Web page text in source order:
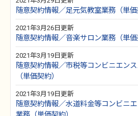
随意契約情報／足元気教室業務（単価
2021年3月26日更新
随意契約情報／音楽サロン業務（単価
2021年3月19日更新
随意契約情報／市税等コンビニエン
（単価契約）
2021年3月19日更新
随意契約情報／水道料金等コンビニ